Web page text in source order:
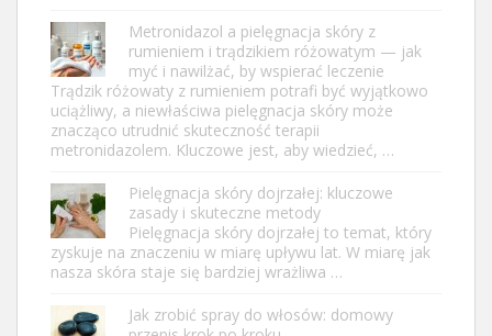
Metronidazol a pielęgnacja skóry z
rumieniem i trądzikiem różowatym — jak
myć i nawilżać, by wspierać leczenie
Trądzik różowaty z rumieniem potrafi być wyjątkowo
uciążliwy, a niewłaściwa pielęgnacja skóry może
znacząco utrudnić skuteczność terapii
metronidazolem. Kluczowe jest, aby wiedzieć, …
Pielęgnacja skóry dojrzałej: kluczowe
zasady i skuteczne metody
Pielęgnacja skóry dojrzałej to temat, który
zyskuje na znaczeniu w miarę upływu lat. W miarę jak
nasza skóra staje się bardziej wrażliwa …
Jak zrobić spray do włosów: domowy